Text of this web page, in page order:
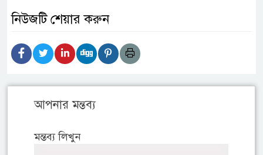
নিউজটি শেয়ার করুন
আপনার মন্তব্য
মন্তব্য লিখুন